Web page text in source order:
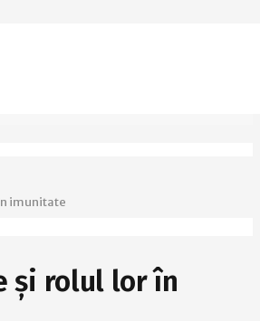
imunitate
şi rolul lor în